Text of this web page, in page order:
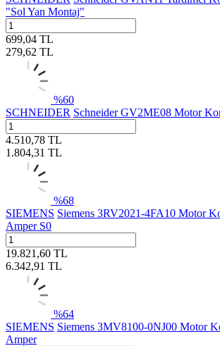
"Sol Yan Montaj"
699,04 TL
279,62 TL
%60
SCHNEIDER Schneider GV2ME08 Motor
4.510,78 TL
1.804,31 TL
%68
SIEMENS Siemens 3RV2021-4FA10 Motor
Amper S0
19.821,60 TL
6.342,91 TL
%64
SIEMENS Siemens 3MV8100-0NJ00 Motor
Amper